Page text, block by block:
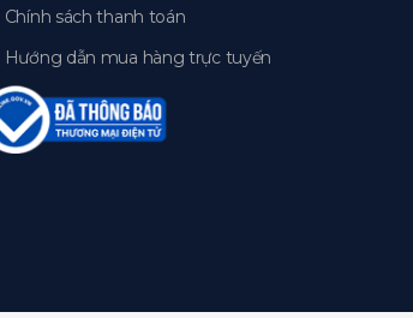
Chính sách thanh toán
Hướng dẫn mua hàng trực tuyến